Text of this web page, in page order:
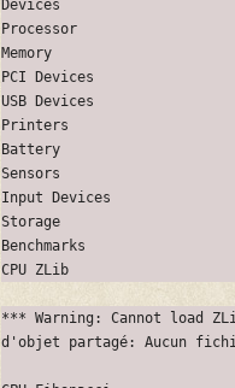
Devices
Processor
Memory
PCI Devices
USB Devices
Printers
Battery
Sensors
Input Devices
Storage
Benchmarks
CPU ZLib
*** Warning: Cannot
d'objet partagé: Aucun